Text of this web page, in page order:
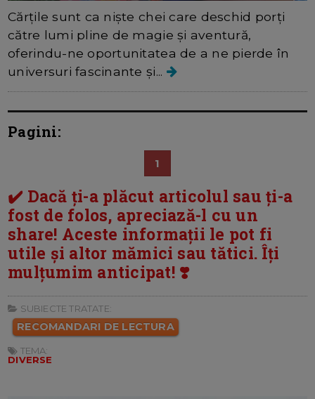
Cărțile sunt ca niște chei care deschid porți
către lumi pline de magie și aventură,
oferindu-ne oportunitatea de a ne pierde în
universuri fascinante și...
Pagini:
1
✔️ Dacă ți-a plăcut articolul sau ți-a
fost de folos, apreciază-l cu un
share! Aceste informații le pot fi
utile și altor mămici sau tătici. Îți
mulțumim anticipat! ❣️
SUBIECTE TRATATE:
RECOMANDARI DE LECTURA
TEMA:
DIVERSE